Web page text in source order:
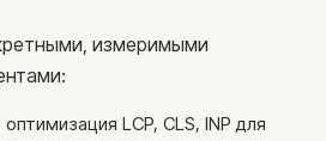
измеримыми
оптимизация LCP, CLS, INP для